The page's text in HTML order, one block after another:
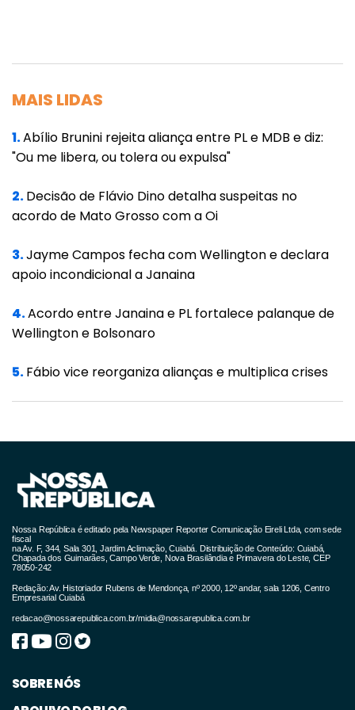
desenvolvimento do estado, fomentando
"A posição geográfica de Mato Grosso
América do Sul, e, desse modo, o aeroporto
hub aeroviário relevante, conectando voos do
Brasil a outros países latino-americanos,
Unidos", destacou.
MAIS LIDAS
1.Abílio Brunini rejeita aliança entre PL e MDB e diz:
"Ou me libera, ou tolera ou expulsa"
2.Decisão de Flávio Dino detalha suspeitas no
acordo de Mato Grosso com a Oi
3.Jayme Campos fecha com Wellington e declara
apoio incondicional a Janaina
4.Acordo entre Janaina e PL fortalece palanque de
Wellington e Bolsonaro
5.Fábio vice reorganiza alianças e multiplica crises
Nossa República é editado pela Newspaper Reporter Comunicação Eireli Ltda, com sede
fiscal
na Av. F, 344, Sala 301, Jardim Aclimação, Cuiabá. Distribuição de Conteúdo: Cuiabá,
Chapada dos Guimarães, Campo Verde, Nova Brasilândia e Primavera do Leste, CEP
78050-242
Redação: Av. Historiador Rubens de Mendonça, nº 2000, 12º andar, sala 1206, Centro
Empresarial Cuiabá
redacao@nossarepublica.com.br/midia@nossarepublica.com.br
SOBRE NÓS